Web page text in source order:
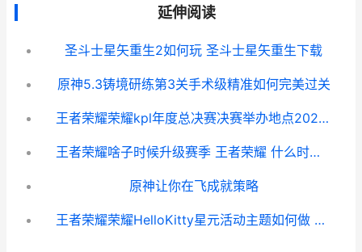
延伸阅读
圣斗士星矢重生2如何玩 圣斗士星矢重生下载
原神5.3铸境研练第3关手术级精准如何完美过关
王者荣耀荣耀kpl年度总决赛决赛举办地点2024 王者荣耀荣耀称号获取条件
王者荣耀啥子时候升级赛季 王者荣耀 什么时候上线
原神让你在飞成就策略
王者荣耀荣耀HelloKitty星元活动主题如何做 王者荣耀荣耀和最强王者能一起吗怎么玩